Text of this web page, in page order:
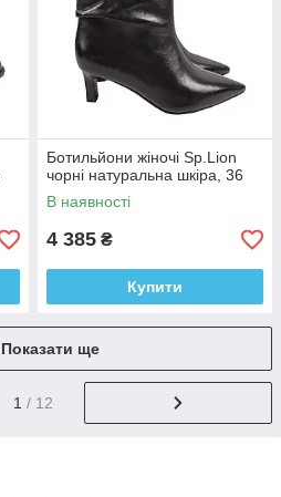
Ботильйони жіночі Sp.Lion
чорні натуральна шкіра, 36
В наявності
4 385 ₴
Купити
Показати ще
1 / 12